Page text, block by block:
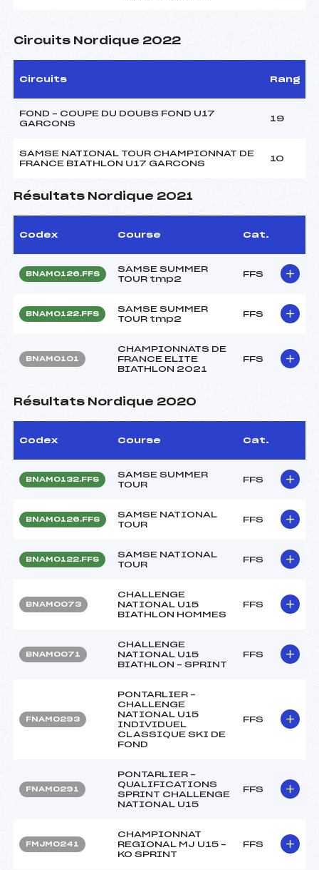
Circuits Nordique 2022
Circuits Rang
FOND – COUPE DU DOUBS FOND U17
GARCONS
19
SAMSE NATIONAL TOUR CHAMPIONNAT DE
FRANCE BIATHLON U17 GARCONS
10
Résultats Nordique 2021
Codex Course Cat.
BNAM0126.FFS
SAMSE SUMMER
TOUR tmp2
FFS
BNAM0122.FFS
SAMSE SUMMER
TOUR tmp2
FFS
BNAM0101
CHAMPIONNATS DE
FRANCE ELITE
BIATHLON 2021
FFS
Résultats Nordique 2020
Codex Course Cat.
BNAM0132.FFS
SAMSE SUMMER
TOUR
FFS
BNAM0126.FFS
SAMSE NATIONAL
TOUR
FFS
BNAM0122.FFS
SAMSE NATIONAL
TOUR
FFS
BNAM0073
CHALLENGE
NATIONAL U15
BIATHLON HOMMES
FFS
BNAM0071
CHALLENGE
NATIONAL U15
BIATHLON – SPRINT
FFS
FNAM0293
PONTARLIER –
CHALLENGE
NATIONAL U15
INDIVIDUEL
CLASSIQUE SKI DE
FOND
FFS
FNAM0291
PONTARLIER –
QUALIFICATIONS
SPRINT CHALLENGE
NATIONAL U15
FFS
FMJM0241
CHAMPIONNAT
REGIONAL MJ U15 –
KO SPRINT
FFS